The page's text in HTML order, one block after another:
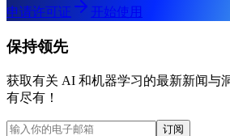
申请许可证 开始使用
保持领先
获取有关 AI 和机器学习的最新新闻
有尽有！
订阅